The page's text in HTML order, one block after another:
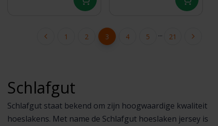
1 2 3 4 5 ... 21
Schlafgut
Schlafgut staat bekend om zijn hoogwaardige kwaliteit
hoeslakens. Met name de Schlafgut hoeslaken jersey is